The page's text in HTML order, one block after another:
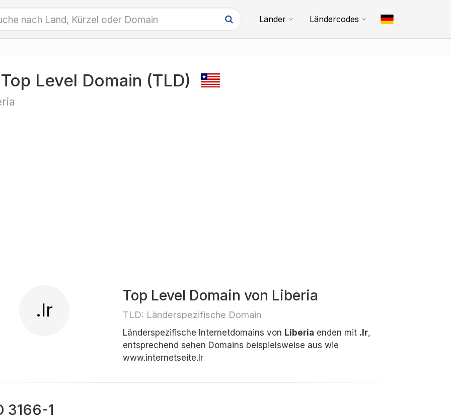
Länder Ländercodes
Level Domain (TLD)
.lr
Top Level Domain von Liberia
TLD: Länderspezifische Domain
Länderspezifische Internetdomains von Liberia enden mit .lr,
entsprechend sehen Domains beispielsweise aus wie
www.internetseite.lr
3166-1